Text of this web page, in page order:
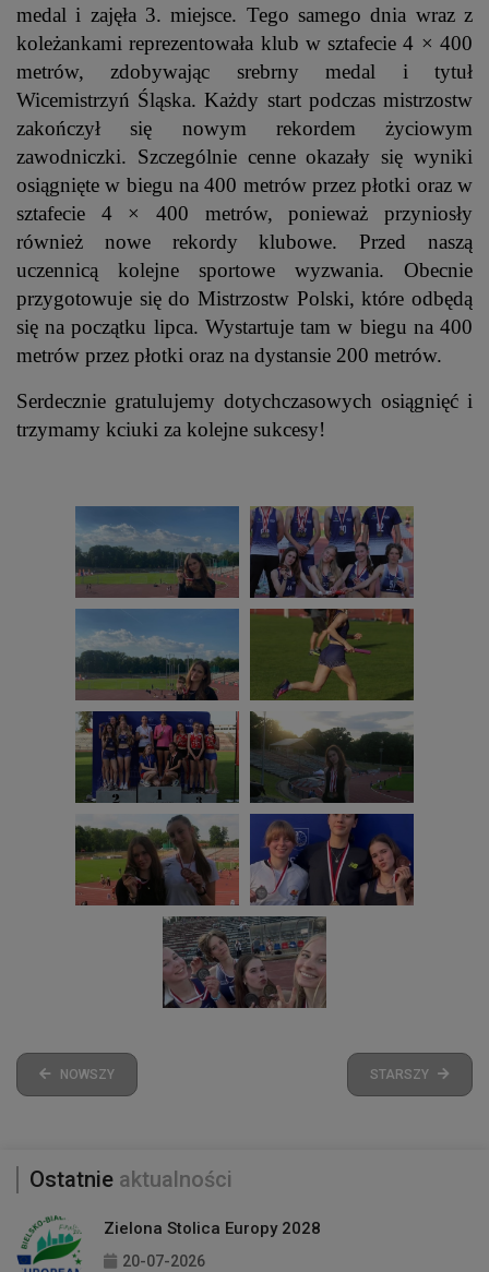
medal i zajęła 3. miejsce. Tego samego dnia wraz z
koleżankami reprezentowała klub w sztafecie 4 × 400
metrów, zdobywając srebrny medal i tytuł
Wicemistrzyń Śląska.Każdy start podczas mistrzostw
zakończył się nowym rekordem życiowym
zawodniczki. Szczególnie cenne okazały się wyniki
osiągnięte w biegu na 400 metrów przez płotki oraz w
sztafecie 4 × 400 metrów, ponieważ przyniosły
również nowe rekordy klubowe.Przed naszą
uczennicą kolejne sportowe wyzwania. Obecnie
przygotowuje się do Mistrzostw Polski, które odbędą
się na początku lipca. Wystartuje tam w biegu na 400
metrów przez płotki oraz na dystansie 200 metrów.
Serdecznie gratulujemy dotychczasowych osiągnięć i
trzymamy kciuki za kolejne sukcesy!
NOWSZY STARSZY
Ostatnie aktualności
Zielona Stolica Europy 2028
20-07-2026